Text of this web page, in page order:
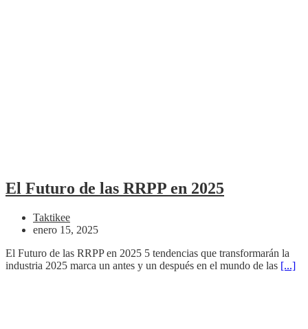
El Futuro de las RRPP en 2025
Taktikee
enero 15, 2025
El Futuro de las RRPP en 2025 5 tendencias que transformarán la
industria 2025 marca un antes y un después en el mundo de las [...]